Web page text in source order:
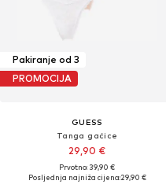
Pakiranje od 3
PROMOCIJA
GUESS
Tanga gaćice
29,90 €
Prvotno: 39,90 €
Posljednja najniža cijena:29,90 €